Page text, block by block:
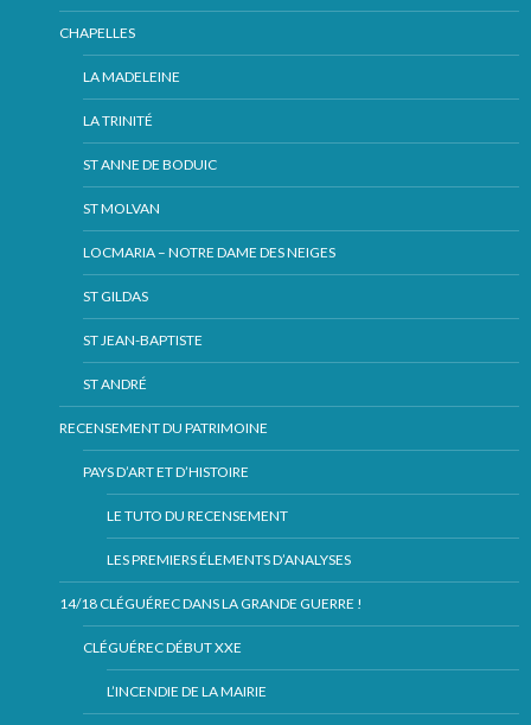
CHAPELLES
LA MADELEINE
LA TRINITÉ
ST ANNE DE BODUIC
ST MOLVAN
LOCMARIA – NOTRE DAME DES NEIGES
ST GILDAS
ST JEAN-BAPTISTE
ST ANDRÉ
RECENSEMENT DU PATRIMOINE
PAYS D’ART ET D’HISTOIRE
LE TUTO DU RECENSEMENT
LES PREMIERS ÉLEMENTS D’ANALYSES
14/18 CLÉGUÉREC DANS LA GRANDE GUERRE !
CLÉGUÉREC DÉBUT XXE
L’INCENDIE DE LA MAIRIE